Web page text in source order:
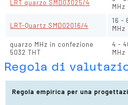
LRT quarzo SMD03025/4
MHz
LRT-Quartz SMD02016/4
16 -
MHz
quarzo MHz in confezione
5032 THT
4 -
MHz
Regola di
Regola empirica per una